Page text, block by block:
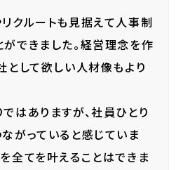
クルートも見据えて人事制
できました。経営理念を作
として欲しい人材像もより
はありますが、社員ひとり
がっていると感じていま
全てを叶えることはできま